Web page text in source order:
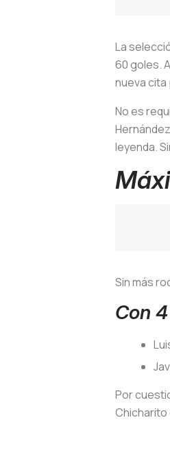
La
60 goles.
nueva
No es
leyenda.
Sin más
Con
Por
Chicharito